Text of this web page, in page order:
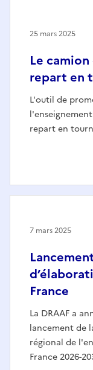
Le
repart en
L'outil de
repart en
25 mars 2025
France
La DRAAF a
lancement de
régional de
France 2026-
7 mars 2025